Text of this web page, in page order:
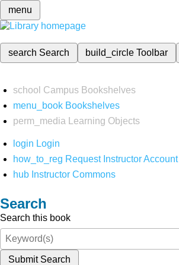
menu
search Search build_circleToolbar
school Campus Bookshelves
menu_book Bookshelves
perm_media
Learning Objects
login Login
how_to_reg Request Instructor Account
hub Instructor Commons
Search
Search this book
Submit Search